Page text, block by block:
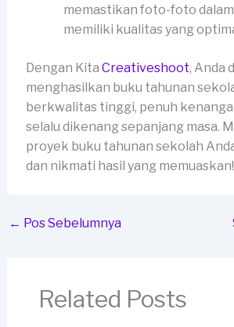
memastikan foto-foto
memiliki kualitas yang
Dengan Kita Creativeshoot, Anda
menghasilkan buku tahunan
berkwalitas tinggi, penuh
selalu dikenang sepanjang masa.
proyek buku tahunan sekolah
dan nikmati hasil yang memuaskan!
← Pos Sebelumnya
Related Posts